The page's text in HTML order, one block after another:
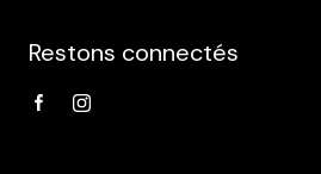
Restons connectés